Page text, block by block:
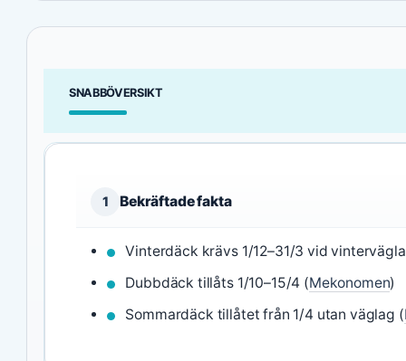
SNABBÖVERSIKT
1 Bekräftade fakta
Vinterdäck krävs 1/12–31/3 vid
Dubbdäck tillåts 1/10–15/4 (Mekonomen)
Sommardäck tillåtet från 1/4 utan väglag (